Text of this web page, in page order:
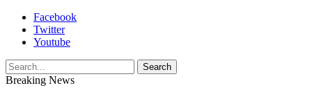
Facebook
Twitter
Youtube
Breaking News